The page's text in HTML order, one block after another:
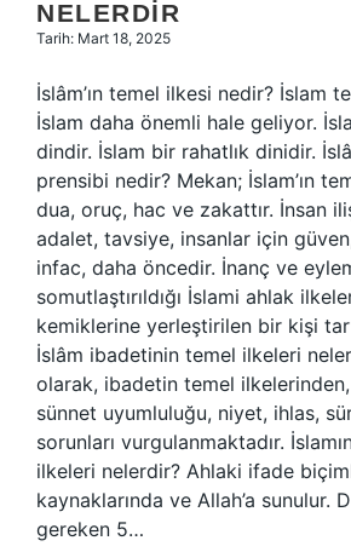
NELERDIR
Tarih: Mart 18, 2025
İslâm’ın temel ilkesi nedir? İslam
İslam daha önemli hale geliyor.
dindir. İslam bir rahatlık dinidir.
prensibi nedir? Mekan; İslam’ın
dua, oruç, hac ve zakattır. İnsan
adalet, tavsiye, insanlar için
infac, daha öncedir. İnanç ve
somutlaştırıldığı İslami ahlak
kemiklerine yerleştirilen bir kişi
İslâm ibadetinin temel ilkeleri
olarak, ibadetin temel ilkelerinden,
sünnet uyumluluğu, niyet, ihlas,
sorunları vurgulanmaktadır.
ilkeleri nelerdir? Ahlaki ifade
kaynaklarında ve Allah’a sunulur.
gereken 5…